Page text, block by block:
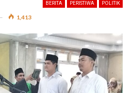
BERITA PERISTIWA POLITIK
1,413